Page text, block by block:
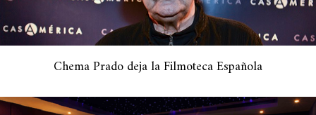
Chema Prado deja la Filmoteca Española